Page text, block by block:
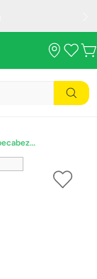
Harry Potter Rompecabezas Escudos de Casas de 1000 Piezas